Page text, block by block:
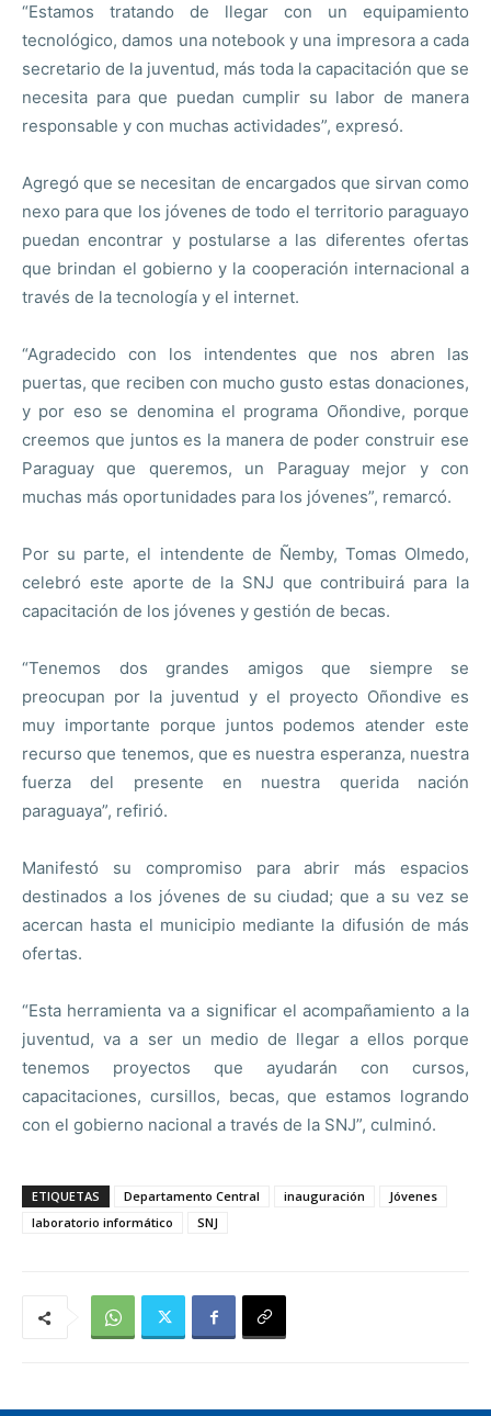
“Estamos tratando de llegar con un equipamiento
tecnológico, damos una notebook y una impresora a cada
secretario de la juventud, más toda la capacitación que se
necesita para que puedan cumplir su labor de manera
responsable y con muchas actividades”, expresó.
Agregó que se necesitan de encargados que sirvan como
nexo para que los jóvenes de todo el territorio paraguayo
puedan encontrar y postularse a las diferentes ofertas
que brindan el gobierno y la cooperación internacional a
través de la tecnología y el internet.
“Agradecido con los intendentes que nos abren las
puertas, que reciben con mucho gusto estas donaciones,
y por eso se denomina el programa Oñondive, porque
creemos que juntos es la manera de poder construir ese
Paraguay que queremos, un Paraguay mejor y con
muchas más oportunidades para los jóvenes”, remarcó.
Por su parte, el intendente de Ñemby, Tomas Olmedo,
celebró este aporte de la SNJ que contribuirá para la
capacitación de los jóvenes y gestión de becas.
“Tenemos dos grandes amigos que siempre se
preocupan por la juventud y el proyecto Oñondive es
muy importante porque juntos podemos atender este
recurso que tenemos, que es nuestra esperanza, nuestra
fuerza del presente en nuestra querida nación
paraguaya”, refirió.
Manifestó su compromiso para abrir más espacios
destinados a los jóvenes de su ciudad; que a su vez se
acercan hasta el municipio mediante la difusión de más
ofertas.
“Esta herramienta va a significar el acompañamiento a la
juventud, va a ser un medio de llegar a ellos porque
tenemos proyectos que ayudarán con cursos,
capacitaciones, cursillos, becas, que estamos logrando
con el gobierno nacional a través de la SNJ”, culminó.
ETIQUETAS Departamento Central inauguración
Jóvenes
laboratorio informático
SNJ